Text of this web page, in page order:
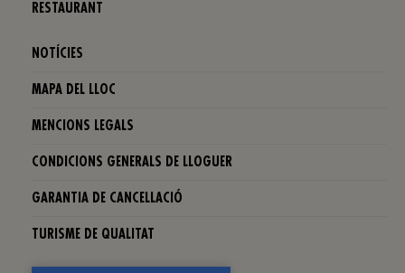
RESTAURANT
NOTÍCIES
MAPA DEL LLOC
MENCIONS LEGALS
CONDICIONS GENERALS DE LLOGUER
GARANTIA DE CANCELLACIÓ
TURISME DE QUALITAT